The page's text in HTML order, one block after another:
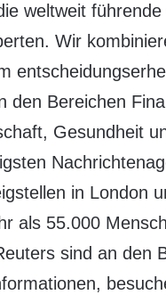
weltweit
Wir
den Bereichen
Gesundheit
in London
als 55.000
sind an den